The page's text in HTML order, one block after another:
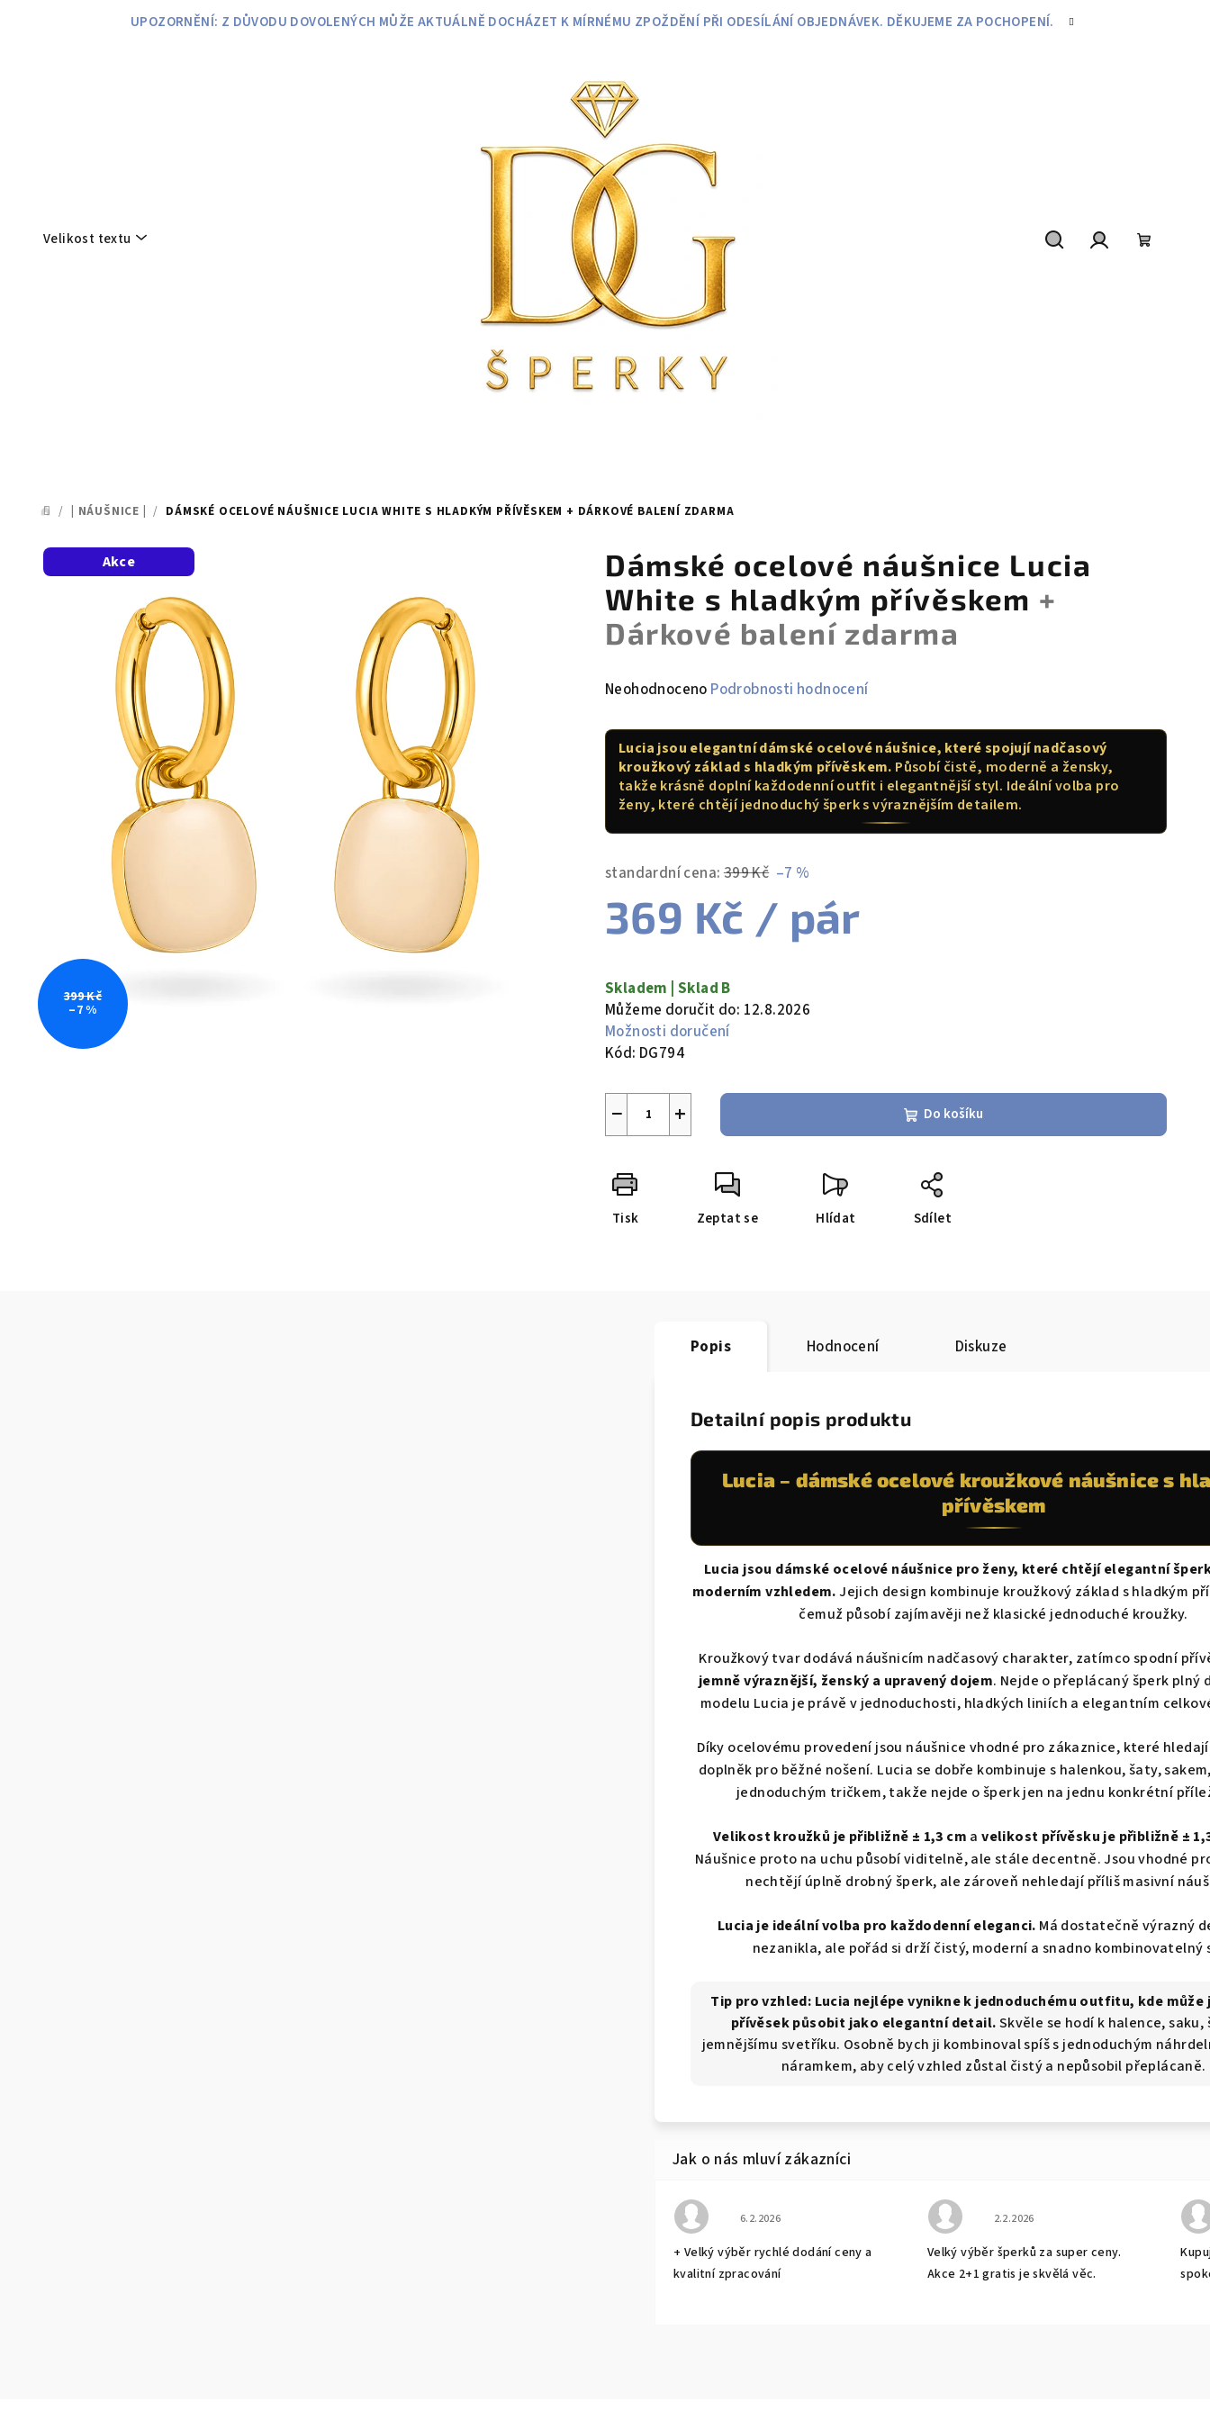
UPOZORNĚNÍ: Z DŮVODU DOVOLENÝCH MŮŽE AKTUÁLNĚ DOCHÁZET K MÍRNÉMU ZPOŽDĚNÍ PŘI ODESÍLÁNÍ OBJEDNÁVEK. DĚKUJEME ZA POCHOPENÍ.
Velikost textu
DOMŮ
/ | NÁUŠNICE | / DÁMSKÉ OCELOVÉ NÁUŠNICE LUCIA WHITE S HLADKÝM PŘÍVĚSKEM + DÁRKOVÉ BALENÍ ZDARMA
Dámské ocelové náušnice Lucia
White s hladkým přívěskem +
Dárkové balení zdarma
Průměrné
produktu
0,0
hvězdiček.
Neohodnoceno Podrobnosti hodnocení
Lucia jsou elegantní dámské ocelové náušnice, které spojují nadčasový
kroužkový základ s hladkým přívěskem. Působí čistě, moderně a žensky,
takže krásně doplní každodenní outfit i elegantnější styl. Ideální volba pro
ženy, které chtějí jednoduchý šperk s výraznějším detailem.
standardní cena: 399 Kč –7 %
369 Kč / pár
cena:
Skladem | Sklad B
Můžeme doručit do: 12.8.2026
Možnosti doručení
Kód: DG794
+
− Do košíku
Tisk Zeptat se Hlídat Sdílet
Akce
399 Kč
–7 %
Popis Hodnocení Diskuze
Detailní popis produktu
Lucia – dámské ocelové kroužkové náušnice s
přívěskem
Lucia jsou dámské ocelové náušnice pro ženy, které chtějí elegantní
moderním vzhledem.Jejich design kombinuje kroužkový základ s hladkým
čemuž působí zajímavěji než klasické jednoduché kroužky.
Kroužkový tvar dodává náušnicím nadčasový charakter, zatímco spodní
jemně výraznější, ženský a upravený dojem. Nejde o přeplácaný šperk plný
modelu Lucia je právě v jednoduchosti, hladkých liniích a elegantním
Díky ocelovému provedení jsou náušnice vhodné pro zákaznice, které
doplněk pro běžné nošení. Lucia se dobře kombinuje s halenkou, šaty,
jednoduchým tričkem, takže nejde o šperk jen na jednu konkrétní
Velikost kroužků je přibližně ± 1,3 cm avelikost přívěsku je přibližně ±
Náušnice proto na uchu působí viditelně, ale stále decentně. Jsou vhodné
nechtějí úplně drobný šperk, ale zároveň nehledají příliš masivní
Lucia je ideální volba pro každodenní eleganci. Má dostatečně výrazný
nezanikla, ale pořád si drží čistý, moderní a snadno kombinovatelný
Tip pro vzhled: Lucia nejlépe vynikne k jednoduchému outfitu, kde může
přívěsek působit jako elegantní detail.Skvěle se hodí k halence, saku,
jemnějšímu svetříku. Osobně bych ji kombinoval spíš s jednoduchým
náramkem, aby celý vzhled zůstal čistý a nepůsobil přeplácaně.
Hodnocení obchodu je 5 z 5 hvězdiček.
6.2.2026
+ Velký výběr rychlé dodání ceny a
kvalitní zpracování
Hodnocení obchodu je 5 z 5
2.2.2026
Velký výběr šperků za super ceny.
Akce 2+1 gratis je skvělá věc.